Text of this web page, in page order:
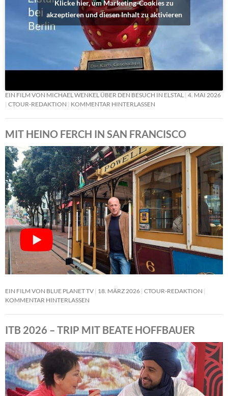
Klicke hier, um Marketing-Cookies zu
akzeptieren und diesen Inhalt zu aktivieren
EIN FILM VON MICHAEL WENKEL ÜBER DEN BESUCH IN ELSTAL
4. MAI 2026
CTOUR-REDAKTION
KOMMENTAR HINTERLASSEN
MIT HEINO FERCH IN SAN FRANCISCO
EIN FILM VON BLUE PLANET TV 18. MÄRZ 2026 CTOUR-REDAKTION
KOMMENTAR HINTERLASSEN
ITB 2026 – TRIP MIT BEATE HOFFBAUER